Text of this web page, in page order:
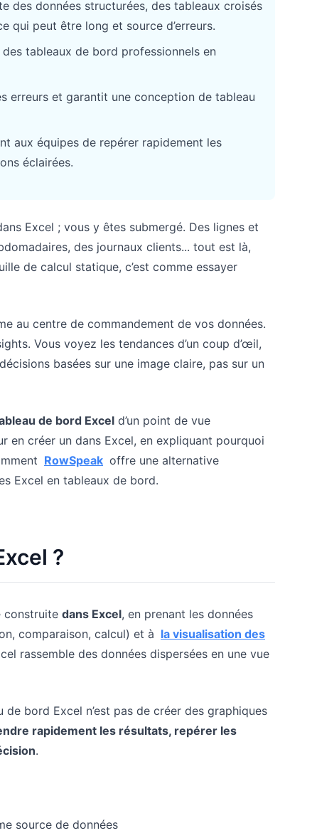
des données structurées, des tableaux croisés
qui peut être long et source d’erreurs.
tableaux de bord professionnels en
erreurs et garantit une conception de tableau
aux équipes de repérer rapidement les
éclairées.
Excel ; vous y êtes submergé. Des lignes et
des journaux clients... tout est là,
de calcul statique, c’est comme essayer
au centre de commandement de vos données.
Vous voyez les tendances d’un coup d’œil,
basées sur une image claire, pas sur un
de bord Excel d’un point de vue
en créer un dans Excel, en expliquant pourquoi
RowSpeak offre une alternative
Excel en tableaux de bord.
?
construite dans Excel, en prenant les données
comparaison, calcul) et à la visualisation des
rassemble des données dispersées en une vue
de bord Excel n’est pas de créer des graphiques
rapidement les résultats, repérer les
.
source de données